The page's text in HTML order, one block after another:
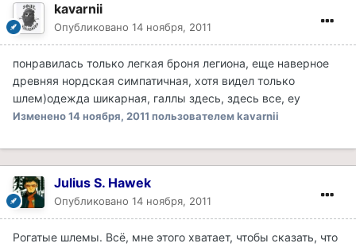
kavarnii
Опубликовано 14 ноября, 2011
понравилась только легкая броня легиона, еще наверное
древняя нордская симпатичная, хотя видел только
шлем)одежда шикарная, галлы здесь, здесь все, еу
Изменено14 ноября, 2011 пользователем kavarnii
Julius S. Hawek
Опубликовано 14 ноября, 2011
Рогатые шлемы. Всё, мне этого хватает, чтобы сказать, что